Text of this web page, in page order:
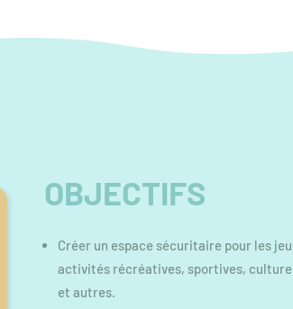
OBJECTIFS
Créer un espace sécuritaire pour les
activités récréatives, sportives,
et autres.